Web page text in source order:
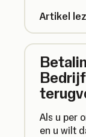
Artikel
Als u per
en u wilt